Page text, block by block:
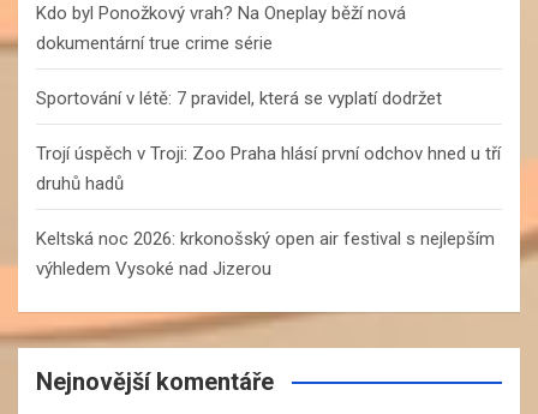
Kdo byl Ponožkový vrah? Na Oneplay běží nová
dokumentární true crime série
Sportování v létě: 7 pravidel, která se vyplatí dodržet
Trojí úspěch v Troji: Zoo Praha hlásí první odchov hned u tří
druhů hadů
Keltská noc 2026: krkonošský open air festival s nejlepším
výhledem Vysoké nad Jizerou
Nejnovější komentáře